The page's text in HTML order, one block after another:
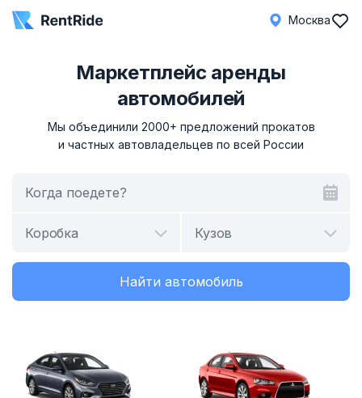
Москва
Маркетплейс аренды
автомобилей
Мы объединили 2000+ предложений прокатов
и частных автовладельцев по всей России
Когда поедете?
Коробка Кузов
Найти автомобиль